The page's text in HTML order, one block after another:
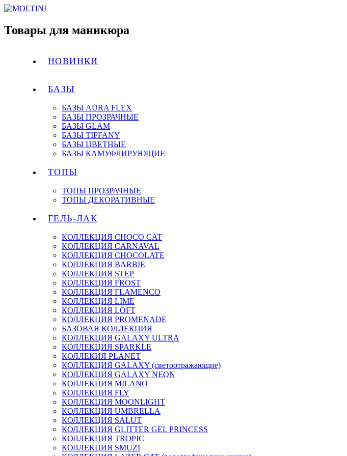
Товары для маникюра
НОВИНКИ
БАЗЫ
БАЗЫ AURA FLEX
БАЗЫ ПРОЗРАЧНЫЕ
БАЗЫ GLAM
БАЗЫ TIFFANY
БАЗЫ ЦВЕТНЫЕ
БАЗЫ КАМУФЛИРУЮЩИЕ
ТОПЫ
ТОПЫ ПРОЗРАЧНЫЕ
ТОПЫ ДЕКОРАТИВНЫЕ
ГЕЛЬ-ЛАК
КОЛЛЕКЦИЯ CHOCO CAT
КОЛЛЕКЦИЯ CARNAVAL
КОЛЛЕКЦИЯ CHOCOLATE
КОЛЛЕКЦИЯ BARBIE
КОЛЛЕКЦИЯ STEP
КОЛЛЕКЦИЯ FROST
КОЛЛЕКЦИЯ FLAMENCO
КОЛЛЕКЦИЯ LIME
КОЛЛЕКЦИЯ LOFT
КОЛЛЕКЦИЯ PROMENADE
БАЗОВАЯ КОЛЛЕКЦИЯ
КОЛЛЕКЦИЯ GALAXY ULTRA
КОЛЛЕКЦИЯ SPARKLE
КОЛЛЕКИЯ PLANET
КОЛЛЕКЦИЯ GALAXY (светоотражающие)
КОЛЛЕКЦИЯ GALAXY NEON
КОЛЛЕКЦИЯ MILANO
КОЛЛЕКЦИЯ FLY
КОЛЛЕКЦИЯ MOONLIGHT
КОЛЛЕКЦИЯ UMBRELLA
КОЛЛЕКЦИЯ SALUT
КОЛЛЕКЦИЯ GLITTER GEL PRINCESS
КОЛЛЕКЦИЯ TROPIC
КОЛЛЕКЦИЯ SMUZI